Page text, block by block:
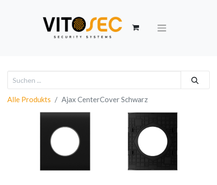
Alle Produkts Ajax CenterCover Schwarz